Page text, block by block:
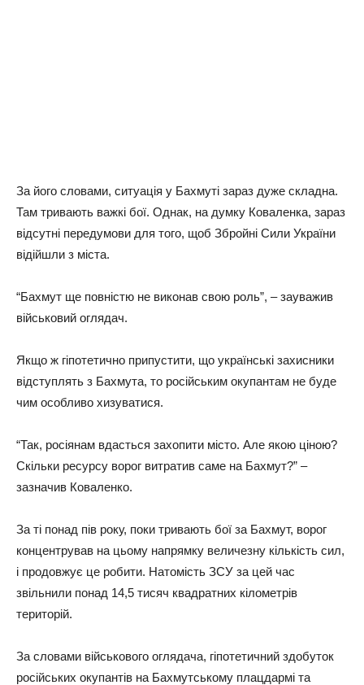
За його словами, ситуація у Бахмуті зараз дуже складна.
Там тривають важкі бої. Однак, на думку Коваленка, зараз
відсутні передумови для того, щоб Збройні Сили України
відійшли з міста.
“Бахмут ще повністю не виконав свою роль”, – зауважив
військовий оглядач.
Якщо ж гіпотетично припустити, що українські захисники
відступлять з Бахмута, то російським окупантам не буде
чим особливо хизуватися.
“Так, росіянам вдасться захопити місто. Але якою ціною?
Скільки ресурсу ворог витратив саме на Бахмут?” –
зазначив Коваленко.
За ті понад пів року, поки тривають бої за Бахмут, ворог
концентрував на цьому напрямку величезну кількість сил,
і продовжує це робити. Натомість ЗСУ за цей час
звільнили понад 14,5 тисяч квадратних кілометрів
територій.
За словами військового оглядача, гіпотетичний здобуток
російських окупантів на Бахмутському плацдармі та